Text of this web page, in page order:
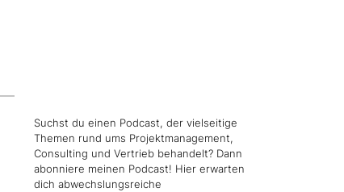
Suchst du einen Podcast, der vielseitige
Themen rund ums Projektmanagement,
Consulting und Vertrieb behandelt? Dann
abonniere meinen Podcast! Hier erwarten
dich abwechslungsreiche